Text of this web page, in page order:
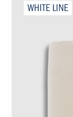
WHITE LINE